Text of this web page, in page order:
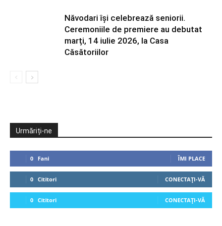
Năvodari își celebrează seniorii.
Ceremoniile de premiere au debutat
marți, 14 iulie 2026, la Casa
Căsătoriilor
Urmăriți-ne
0 Fani ÎMI PLACE
0 Cititori CONECTAȚI-VĂ
0 Cititori CONECTAȚI-VĂ